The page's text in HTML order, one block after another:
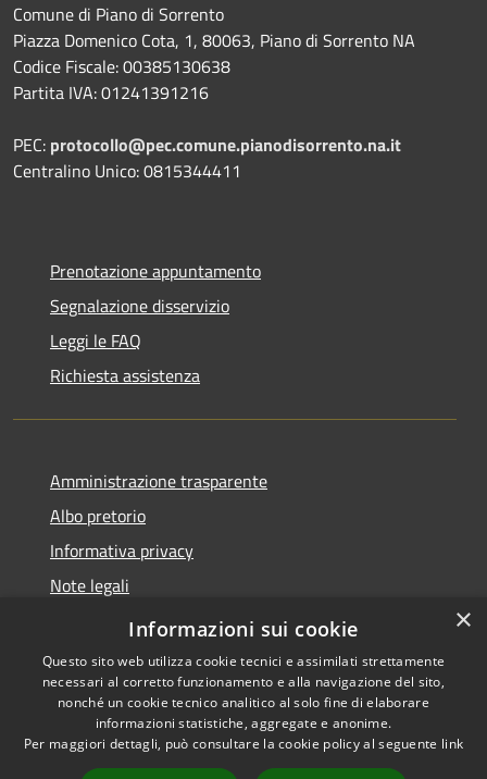
Comune di Piano di Sorrento
Piazza Domenico Cota, 1, 80063, Piano di Sorrento NA
Codice Fiscale: 00385130638
Partita IVA: 01241391216
PEC: protocollo@pec.comune.pianodisorrento.na.it
Centralino Unico: 0815344411
Prenotazione appuntamento
Segnalazione disservizio
Leggi le FAQ
Richiesta assistenza
Amministrazione trasparente
Albo pretorio
Informativa privacy
Note legali
Dichiarazione di accessibilità
Accessibilità
Copyright © 2026 • Comune di
Piano di Sorrento • Powered by
×
Informazioni sui cookie
Questo sito web utilizza cookie tecnici e assimilati strettamente
necessari al corretto funzionamento e alla navigazione del sito,
nonché un cookie tecnico analitico al solo fine di elaborare
informazioni statistiche, aggregate e anonime.
Per maggiori dettagli, può consultare la cookie policy al seguente link